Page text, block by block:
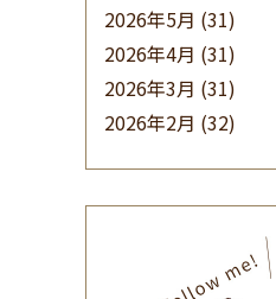
2026年5月 (31)
2026年4月 (31)
2026年3月 (31)
2026年2月 (32)
(32)